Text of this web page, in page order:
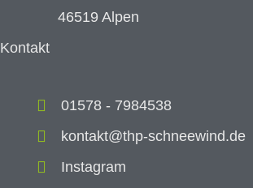
46519 Alpen
Kontakt
01578 - 7984538
kontakt@thp-schneewind.de
Instagram